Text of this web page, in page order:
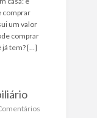
comprar
um valor
comprar
já tem? […]